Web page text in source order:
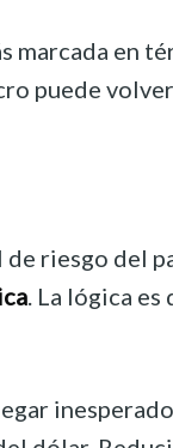
en
riesgo del
. La lógica